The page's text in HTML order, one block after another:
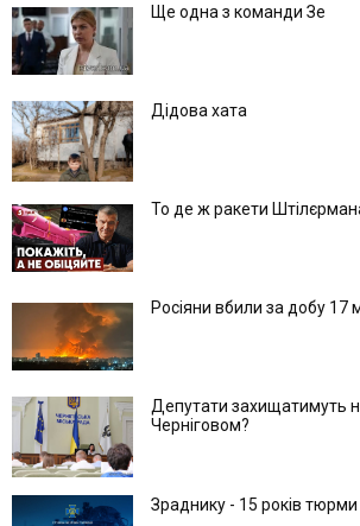
Ще одна з команди Зе
Дідова хата
То де ж ракети
Росіяни вбили за добу 17
Депутати захищатимуть
Черніговом?
Зраднику - 15 років тюрми